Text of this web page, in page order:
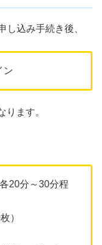
し込み手続き後、
ン
ります。
20分～30分程
）